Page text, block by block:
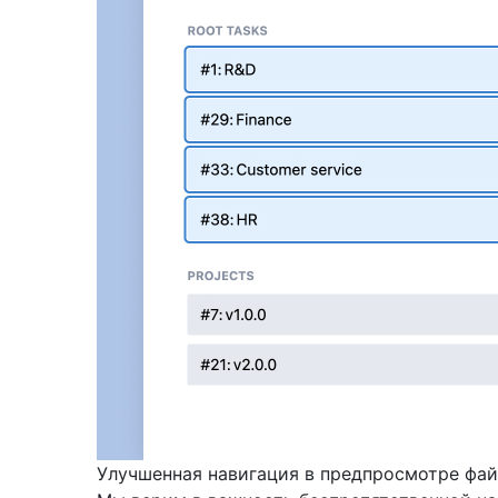
Улучшенная навигация в предпросмотре